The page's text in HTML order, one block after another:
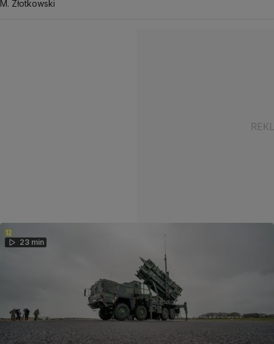
M. Złotkowski
23 min